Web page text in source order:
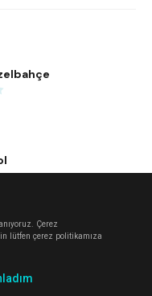
Çerez
lütfen çerez politikamıza